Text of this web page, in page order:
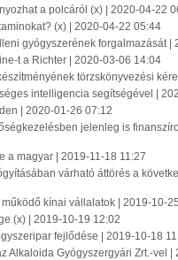
a polcáról (x) | 2020-04-22
(x) | 2020-04-22 05:44
gyógyszerének forgalmazását |
t a Richter | 2020-03-06 14:04
törzskönyvezési
intelligencia segítségével |
| 2020-01-26 07:12
jelenleg is
a magyar | 2019-11-18 11:27
várható áttörés a
kínai vállalatok | 2019-10-
(x) | 2019-10-19 12:02
fejlődése | 2019-10-18
Alkaloida Gyógyszergyári Zrt.-vel |